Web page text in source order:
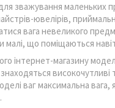
зважування маленьких
ювелірів,
вага невеликого
малі, що поміщаються
інтернет-магазину
ваг максимальна